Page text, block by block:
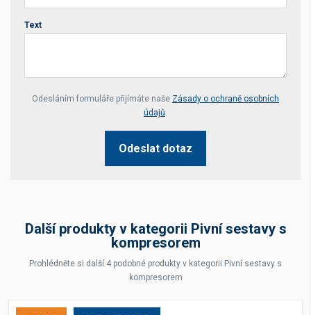
Text
Your website *
Odesláním formuláře přijímáte naše Zásady o ochraně osobních
údajů.
Odeslat dotaz
Další produkty v kategorii Pivní sestavy s
kompresorem
Prohlédněte si další 4 podobné produkty v kategorii Pivní sestavy s
kompresorem